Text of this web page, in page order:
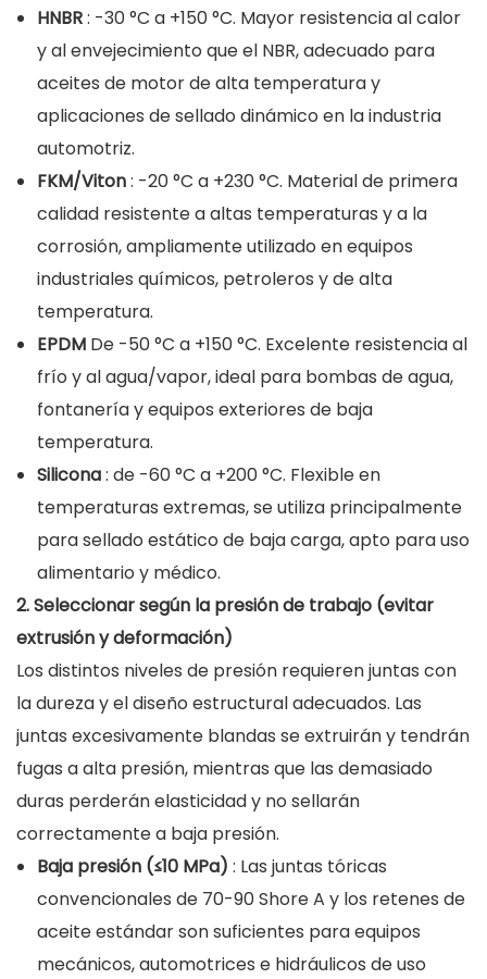
HNBR: -30 °C a +150 °C. Mayor resistencia al calor
y al envejecimiento que el NBR, adecuado para
aceites de motor de alta temperatura y
aplicaciones de sellado dinámico en la industria
automotriz.
FKM/Viton: -20 °C a +230 °C. Material de primera
calidad resistente a altas temperaturas y a la
corrosión, ampliamente utilizado en equipos
industriales químicos, petroleros y de alta
temperatura.
EPDM De -50 °C a +150 °C. Excelente resistencia al
frío y al agua/vapor, ideal para bombas de agua,
fontanería y equipos exteriores de baja
temperatura.
Silicona: de -60 °C a +200 °C. Flexible en
temperaturas extremas, se utiliza principalmente
para sellado estático de baja carga, apto para uso
alimentario y médico.
2. Seleccionar según la presión de trabajo (evitar
extrusión y deformación)
Los distintos niveles de presión requieren juntas con
la dureza y el diseño estructural adecuados. Las
juntas excesivamente blandas se extruirán y tendrán
fugas a alta presión, mientras que las demasiado
duras perderán elasticidad y no sellarán
correctamente a baja presión.
Baja presión (≤10 MPa) : Las juntas tóricas
convencionales de 70-90 Shore A y los retenes de
aceite estándar son suficientes para equipos
mecánicos, automotrices e hidráulicos de uso